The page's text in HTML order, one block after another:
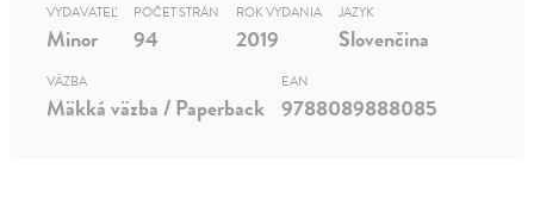
VYDAVATEĽ
Minor
POČET STRÁN
94
ROK VYDANIA
2019
JAZYK
Slovenčina
VÄZBA
Mäkká väzba / Paperback
EAN
9788089888085